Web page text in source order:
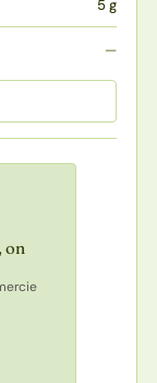
5 g
—
on